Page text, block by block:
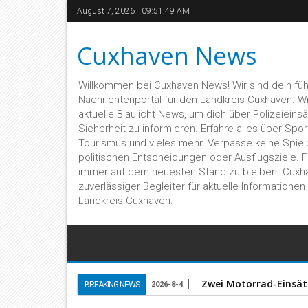
August 7, 2026 09:51:50 AM
Cuxhaven News
Willkommen bei Cuxhaven News! Wir sind dein
Nachrichtenportal für den Landkreis Cuxhaven.
aktuelle Blaulicht News, um dich über
Sicherheit zu informieren. Erfahre alles über
Tourismus und vieles mehr. Verpasse keine
politischen Entscheidungen oder Ausflugsziele.
immer auf dem neuesten Stand zu bleiben.
zuverlässiger Begleiter für aktuelle Informationen
Landkreis Cuxhaven.
BREAKING NEWS Zwei Motorrad-
2026-8-4